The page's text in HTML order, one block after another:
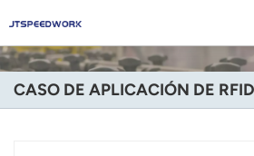
+86 -18681515767
English
CASO DE APLICACIÓN DE RFID